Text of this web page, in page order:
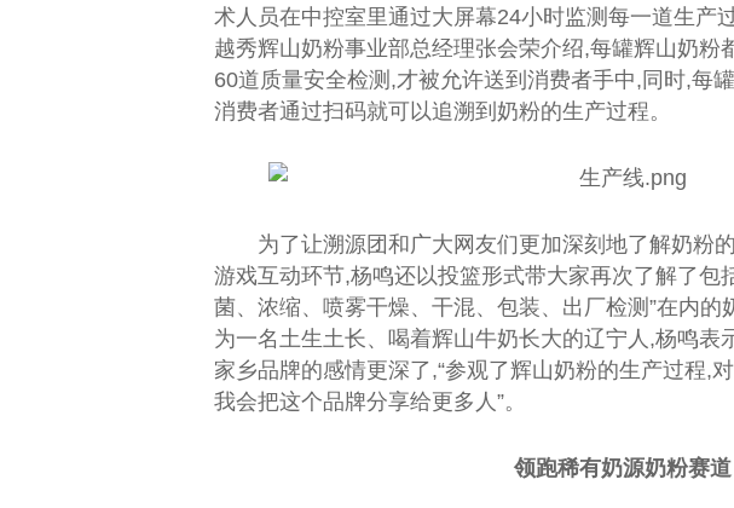
术人员在中控室里通过大屏幕24小时监测每一道生产
越秀辉山奶粉事业部总经理张会荣介绍,每罐辉山奶粉
60道质量安全检测,才被允许送到消费者手中,同时,每
消费者通过扫码就可以追溯到奶粉的生产过程。
为了让溯源团和广大网友们更加深刻地了解奶粉
游戏互动环节,杨鸣还以投篮形式带大家再次了解了包
菌、浓缩、喷雾干燥、干混、包装、出厂检测”在内的
为一名土生土长、喝着辉山牛奶长大的辽宁人,杨鸣表
家乡品牌的感情更深了,“参观了辉山奶粉的生产过程,
我会把这个品牌分享给更多人”。
领跑稀有奶源奶粉赛道